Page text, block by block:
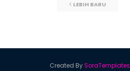
LEBIH BARU
Created BySoraTemplates